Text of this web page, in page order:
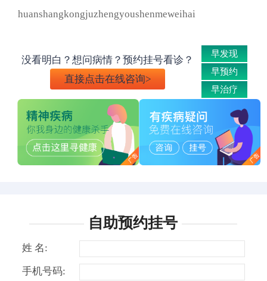
huanshangkongjuzhengyoushenmeweihai
没看明白？想问病情？预约挂号看诊？
直接点击在线咨询>
早发现
早预约
早治疗
自助预约挂号
姓 名:
手机号码: